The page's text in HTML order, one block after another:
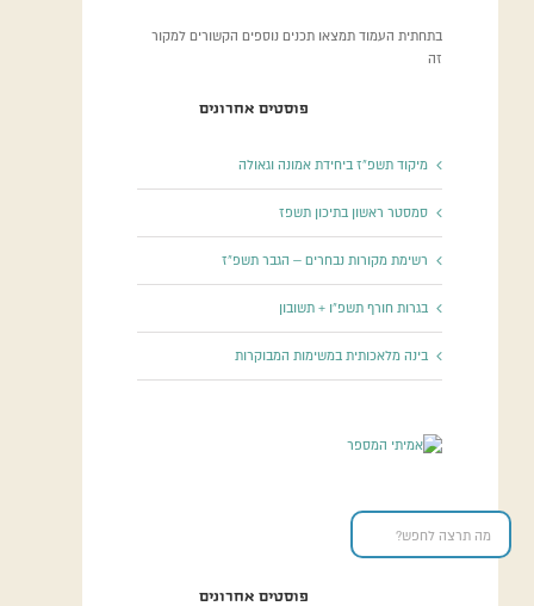
בתחתית העמוד תמצאו תכנים נוספים הקשורים למקור
זה
פוסטים אחרונים
מיקוד תשפ”ז ביחידת אמונה וגאולה
סמסטר ראשון בתיכון תשפז
רשימת מקורות נבחרים – הגבר תשפ”ז
בגרות חורף תשפ”ו + תשובון
בינה מלאכותית במשימות המבוקרות
פוסטים אחרונים